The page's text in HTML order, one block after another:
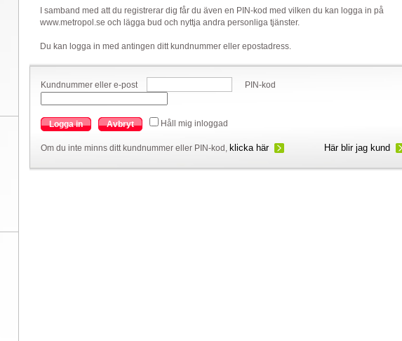
I samband med att du registrerar dig får du även en PIN-kod med vilken du kan logga in på
www.metropol.se och lägga bud och nyttja andra personliga tjänster.
Du kan logga in med antingen ditt kundnummer eller epostadress.
Kundnummer eller e-post PIN-kod
Logga in Avbryt Håll mig inloggad
Om du inte minns ditt kundnummer eller PIN-kod, klicka här Här blir jag kund